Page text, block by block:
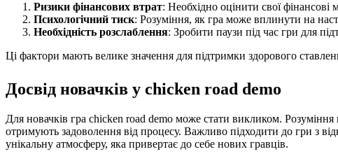
Ризики фінансових втрат: Необхідно оцінити свої фінансові
Психологічний тиск: Розуміння, як гра може вплинути на
Необхідність розслаблення: Зробити паузи під час гри для
Ці фактори мають велике значення для підтримки здорового
Досвід новачків у chicken road demo
Для новачків гра chicken road demo може стати викликом.
отримують задоволення від процесу. Важливо підходити до гри з
унікальну атмосферу, яка привертає до себе нових гравців.